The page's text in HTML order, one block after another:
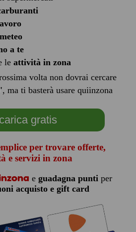
meteo
a te
le attività in zona
volta non dovrai cercare
, ma ti basterà usare quiinzona
gratis
per trovare offerte,
e servizi in zona
e guadagna puntiper
acquisto e gift card